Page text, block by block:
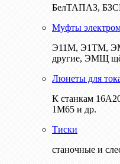
БелТАПАЗ,
Муфты
Э11М, Э1ТМ,
другие, ЭМЩ
Люнеты для
К станкам
1М65 и др.
Тиски
станочные и